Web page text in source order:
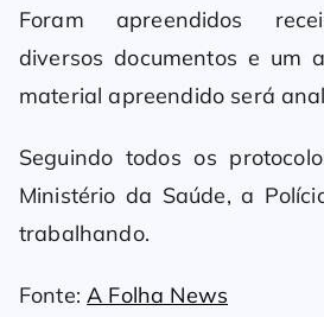
Foram apreendidos
diversos documentos e um
material apreendido será
Seguindo todos os
Ministério da Saúde, a
trabalhando.
Fonte:A Folha News